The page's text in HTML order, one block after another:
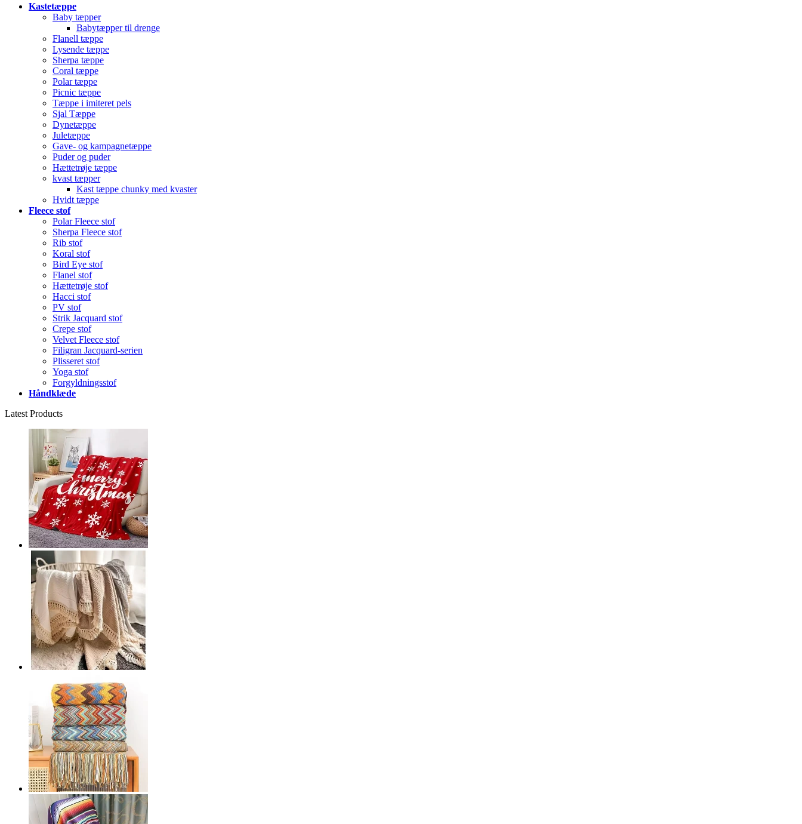
Kastetæppe
Baby tæpper
Babytæpper til drenge
Flanell tæppe
Lysende tæppe
Sherpa tæppe
Coral tæppe
Polar tæppe
Picnic tæppe
Tæppe i imiteret pels
Sjal Tæppe
Dynetæppe
Juletæppe
Gave- og kampagnetæppe
Puder og puder
Hættetrøje tæppe
kvast tæpper
Kast tæppe chunky med kvaster
Hvidt tæppe
Fleece stof
Polar Fleece stof
Sherpa Fleece stof
Rib stof
Koral stof
Bird Eye stof
Flanel stof
Hættetrøje stof
Hacci stof
PV stof
Strik Jacquard stof
Crepe stof
Velvet Fleece stof
Filigran Jacquard-serien
Plisseret stof
Yoga stof
Forgyldningsstof
Håndklæde
Latest Products